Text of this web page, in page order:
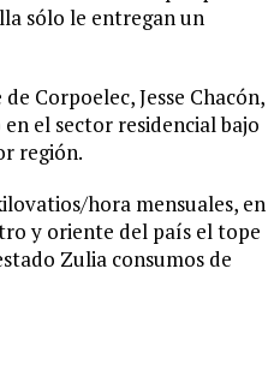
sólo le entregan un
Corpoelec, Jesse Chacón,
el sector residencial bajo
región.
hora mensuales, en
y oriente del país el tope
Zulia consumos de